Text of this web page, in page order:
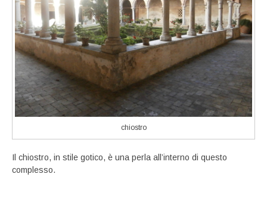
chiostro
Il chiostro, in stile gotico, è una perla all’interno di questo
complesso.